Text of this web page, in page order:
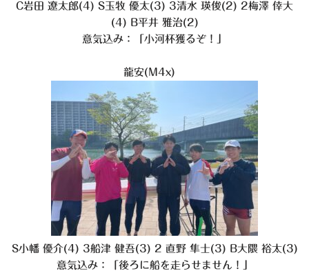
C岩田 遼太郎(4) S玉牧 優太(3) 3清水 瑛俊(2) 2梅澤 倖大
(4) B平井 雅治(2)
意気込み：「小河杯獲るぞ！」
龍安(M4x)
S小幡 優介(4) 3船津 健吾(3) 2 直野 隼士(3) B大隈 裕太(3)
意気込み：「後ろに船を走らせません！」